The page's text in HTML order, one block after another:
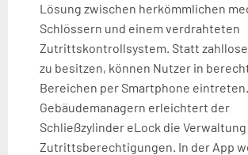
Lösung zwischen herkömmlichen
Schlössern und einem verdrahteten
Zutrittskontrollsystem. Statt
zu besitzen, können Nutzer in
Bereichen per Smartphone eintreten.
Gebäudemanagern erleichtert der
Schließzylinder eLock die
Zutrittsberechtigungen. In der App